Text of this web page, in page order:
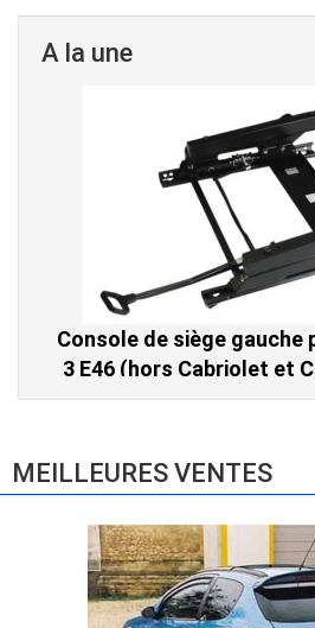
A la une
Console de siège gauche
3 E46 (hors Cabriolet et
E83 (2004-
MEILLEURES VENTES